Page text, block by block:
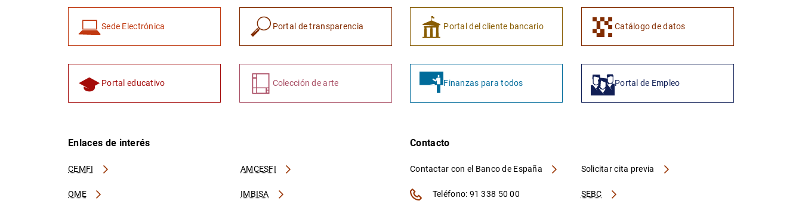
Sede Electrónica Portal de transparencia Portal del cliente bancario Catálogo de datos
Portal educativo Colección de arte Finanzas para todos Portal de Empleo
Enlaces de interés
CEMFI AMCESFI
OME IMBISA
Contacto
Contactar con el Banco de España
SEBC
Solicitar cita previa
Teléfono: 91 338 50 00